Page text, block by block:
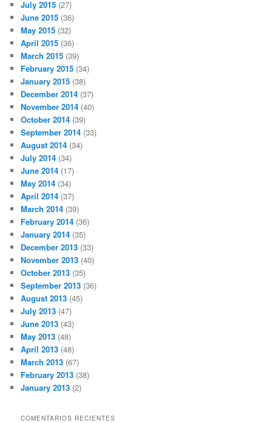
July 2015 (27)
June 2015 (36)
May 2015 (32)
April 2015 (36)
March 2015 (39)
February 2015 (34)
January 2015 (38)
December 2014 (37)
November 2014 (40)
October 2014 (39)
September 2014 (33)
August 2014 (34)
July 2014 (34)
June 2014 (17)
May 2014 (34)
April 2014 (37)
March 2014 (39)
February 2014 (36)
January 2014 (35)
December 2013 (33)
November 2013 (40)
October 2013 (35)
September 2013 (36)
August 2013 (45)
July 2013 (47)
June 2013 (43)
May 2013 (48)
April 2013 (48)
March 2013 (67)
February 2013 (38)
January 2013 (2)
COMENTARIOS RECIENTES